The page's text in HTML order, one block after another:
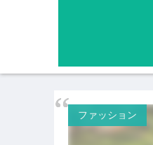
ファッション